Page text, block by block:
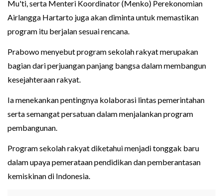
Mu'ti, serta Menteri Koordinator (Menko) Perekonomian
Airlangga Hartarto juga akan diminta untuk memastikan
program itu berjalan sesuai rencana.
Prabowo menyebut program sekolah rakyat merupakan
bagian dari perjuangan panjang bangsa dalam membangun
kesejahteraan rakyat.
Ia menekankan pentingnya kolaborasi lintas pemerintahan
serta semangat persatuan dalam menjalankan program
pembangunan.
Program sekolah rakyat diketahui menjadi tonggak baru
dalam upaya pemerataan pendidikan dan pemberantasan
kemiskinan di Indonesia.